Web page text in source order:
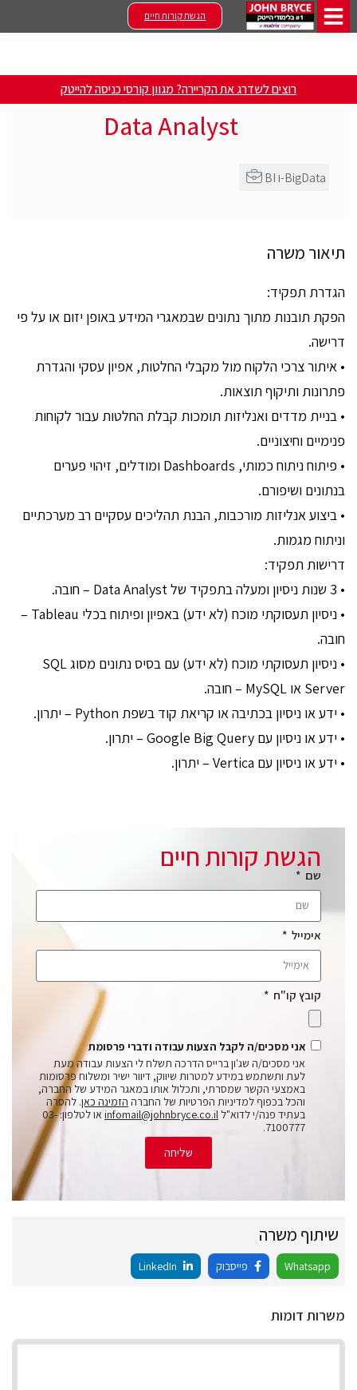
הגשת קורות חיים
רוצים לשדרג את הקריירה? מגוון קורסי כניסה להייטק
Data Analyst
תיאור משרה
הגדרת תפקיד:
הפקת תובנות מתוך נתונים שבמאגרי המידע באופן יזום או על פי
דרישה.
• איתור צרכי הלקוח מול מקבלי החלטות, אפיון עסקי והגדרת
פתרונות ותיקוף תוצאות.
• בניית מדדים ואנליזות תומכות קבלת החלטות עבור לקוחות
פנימיים וחיצוניים.
• פיתוח ניתוח כמותי, Dashboards ומודלים, זיהוי פערים
בנתונים ושיפורם.
• ביצוע אנליזות מורכבות, הבנת תהליכים עסקיים רב מערכתיים
וניתוח מגמות.
דרישות תפקיד:
• 3 שנות ניסיון ומעלה בתפקיד של Data Analyst – חובה.
• ניסיון תעסוקתי מוכח (לא ידע) באפיון ופיתוח בכלי Tableau –
חובה.
• ניסיון תעסוקתי מוכח (לא ידע) עם בסיס נתונים מסוג SQL
Server או MySQL – חובה.
• ידע או ניסיון בכתיבה או קריאת קוד בשפת Python – יתרון.
• ידע או ניסיון עם Google Big Query – יתרון.
• ידע או ניסיון עם Vertica – יתרון.
הגשת קורות חיים
שם
אימייל
קובץ קו"ח
אני מסכים/ה לקבל הצעות עבודה ודברי פרסומת
אני מסכים/ה שג'ון ברייס הדרכה תשלח לי הצעות עבודה מעת
לעת ותשתמש במידע למטרות שיווק, דיוור ישיר ומשלוח פרסומות
באמצעי הקשר שמסרתי, ותכלול אותו במאגר המידע של החברה,
והכל בכפוף למדיניות הפרטיות של החברה הזמינה כאן. להסרה
בעתיד פנה/י לדוא"ל infomail@johnbryce.co.il
או לטלפון: 03-
7100777.
שליחה
שיתוף משרה
Whatsapp פייסבוק
משרות דומות